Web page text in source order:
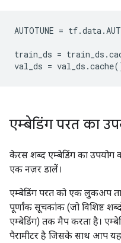
AUTOTUNE = tf.data .
train_ds = train_ds .
val_ds = val_ds .cache
एम्बेडिंग परत का
केरस शब्द एम्बेडिंग का उपयोग
एक नज़र डालें।
एम्बेडिंग परत को एक लुकअप
पूर्णांक सूचकांक (जो विशिष्ट
एम्बेडिंग) तक मैप करता है।
पैरामीटर है जिसके साथ आप